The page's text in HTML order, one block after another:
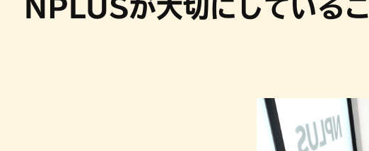
NPLUSが大切にしている